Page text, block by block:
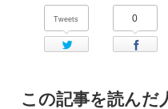
Tweets
Twitter
0
この記事を読んだ